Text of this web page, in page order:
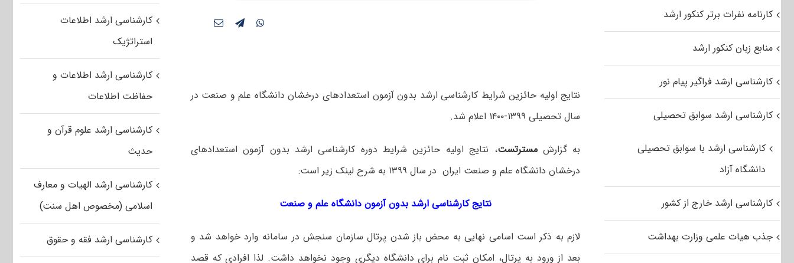
نتایج اولیه حائزین شرایط کارشناسی ارشد بدون آزمون استعدادهای درخشان دانشگاه علم و صنعت در
سال تحصیلی ۱۳۹۹-۱۴۰۰ اعلام شد.
به گزارشمسترتست، نتایج اولیه حائزین شرایط دوره کارشناسی ارشد بدون آزمون استعدادهای
درخشان دانشگاه علم و صنعت ایران در سال ۱۳۹۹ به شرح لینک زیر است:
نتایج کارشناسی ارشد بدون آزمون دانشگاه علم و صنعت
لازم به ذکر است اسامی نهایی به محض باز شدن پرتال سازمان سنجش در سامانه وارد خواهد شد و
بعد از ورود به پرتال، امکان ثبت نام برای دانشگاه دیگری وجود نخواهد داشت. لذا افرادی که قصد
کارشناسی ارشد اطلاعات
استراتژیک
کارشناسی ارشد اطلاعات و
حفاظت اطلاعات
کارشناسی ارشد علوم قرآن و
حدیث
کارشناسی ارشد الهیات و معارف
اسلامی (مخصوص اهل سنت)
کارشناسی ارشد فقه و حقوق
کارنامه نفرات برتر کنکور ارشد
منابع زبان کنکور ارشد
کارشناسی ارشد فراگیر پیام نور
کارشناسی ارشد سوابق تحصیلی
کارشناسی ارشد با سوابق تحصیلی
دانشگاه آزاد
کارشناسی ارشد خارج از کشور
جذب هیات علمی وزارت بهداشت